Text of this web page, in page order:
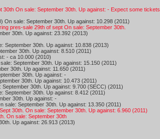
On sale: September 30th. Up against: - Expect some tickets
On sale: September 30th. Up against: 10.298 (2011)
pres-sale 29th of sept On sale: September 30th.
30th. Up against: 23.392 (2013)
September 30th. Up against: 10.838 (2013)
30th. Up against: 8.510 (2011)
- ca 10.000 (2010)
September 30th. Up against: 15.150 (2011)
30th. Up against: 11.650 (2011)
30th. Up against: -
30th. Up against: 10.473 (2011)
30th. Up against: 9.700 (SECC) (2011)
September 30th. Up against: 8.412 (2011)
30th. Up against: -
sale: September 30th. Up against: 13.350 (2011)
30th. On sale: September 30th. Up against: 6.960 (2011)
On sale: September 30th
Up against: 26.913 (2013)